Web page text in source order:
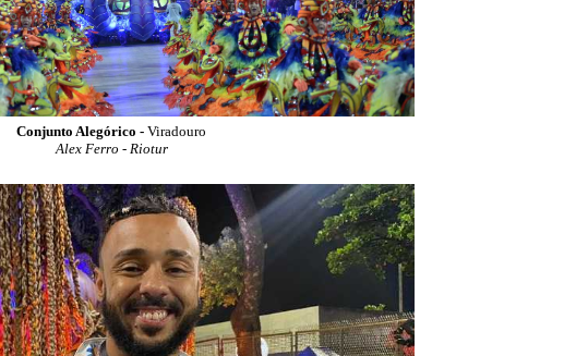
Conjunto Alegórico - Viradouro
Alex Ferro - Riotur